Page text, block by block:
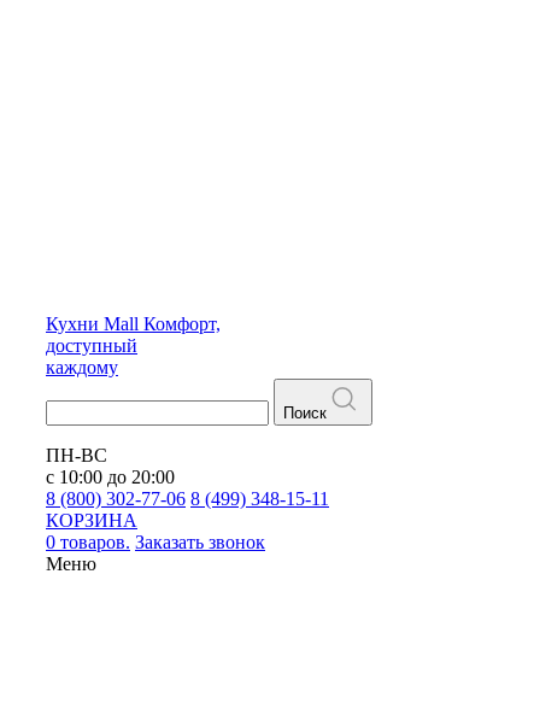
Кухни Mall Комфорт,
доступный
каждому
Поиск
ПН-ВС
с 10:00 до 20:00
8 (800) 302-77-06 8 (499) 348-15-11
КОРЗИНА
0 товаров. Заказать звонок
Меню